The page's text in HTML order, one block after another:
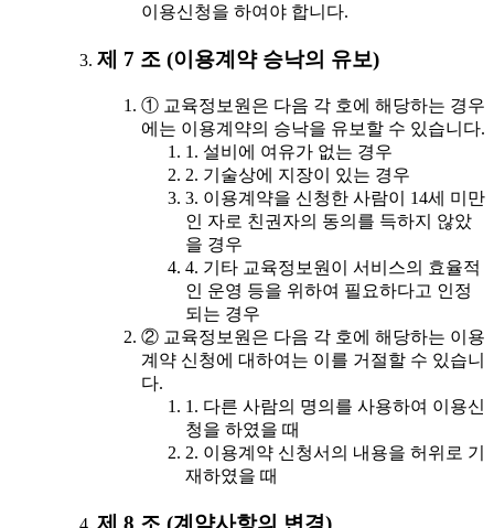
이용신청을 하여야 합니다.
제 7 조 (이용계약 승낙의 유보)
① 교육정보원은 다음 각 호에 해당하는 경우
에는 이용계약의 승낙을 유보할 수 있습니다.
1. 설비에 여유가 없는 경우
2. 기술상에 지장이 있는 경우
3. 이용계약을 신청한 사람이 14세 미만
인 자로 친권자의 동의를 득하지 않았
을 경우
4. 기타 교육정보원이 서비스의 효율적
인 운영 등을 위하여 필요하다고 인정
되는 경우
② 교육정보원은 다음 각 호에 해당하는 이용
계약 신청에 대하여는 이를 거절할 수 있습니
다.
1. 다른 사람의 명의를 사용하여 이용신
청을 하였을 때
2. 이용계약 신청서의 내용을 허위로 기
재하였을 때
제 8 조 (계약사항의 변경)